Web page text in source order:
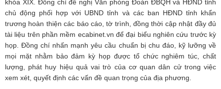
khóa XIX. Đồng chí đề nghị Văn phòng Đoàn ĐBQH và HĐND tỉnh
chủ động phối hợp với UBND tỉnh và các ban HĐND tỉnh khẩn
trương hoàn thiện các báo cáo, tờ trình, đồng thời cập nhật đầy đủ
tài liệu trên phần mềm ecabinet.vn để đại biểu nghiên cứu trước kỳ
họp. Đồng chí nhấn mạnh yêu cầu chuẩn bị chu đáo, kỹ lưỡng về
mọi mặt nhằm bảo đảm kỳ họp được tổ chức nghiêm túc, chất
lượng, phát huy hiệu quả vai trò của cơ quan dân cử trong việc
xem xét, quyết định các vấn đề quan trọng của địa phương.